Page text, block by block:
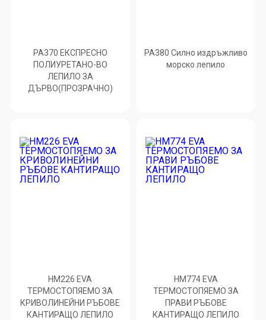
PA370 ЕКСПРЕСНО
ПОЛИУРЕТАНО-ВО
ЛЕПИЛО ЗА
ДЪРВО(ПРОЗРАЧНО)
PA380 Силно издръжливо
морско лепило
HM226 EVA
ТЕРМОСТОПЯЕМО ЗА
КРИВОЛИНЕЙНИ РЪБОВЕ
КАНТИРАЩО ЛЕПИЛО
HM774 EVA
ТЕРМОСТОПЯЕМО ЗА
ПРАВИ РЪБОВЕ
КАНТИРАЩО ЛЕПИЛО